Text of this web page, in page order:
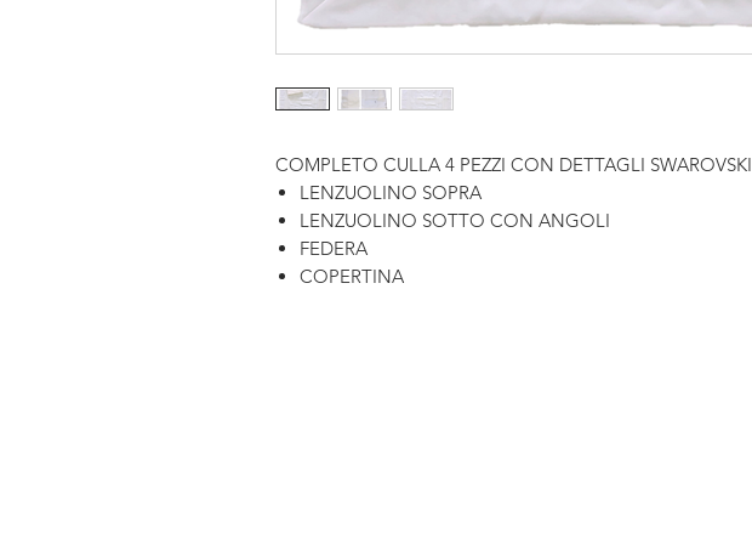
COMPLETO CULLA 4 PEZZI CON DETTAGLI SWAROVSKI
LENZUOLINO SOPRA
LENZUOLINO SOTTO CON ANGOLI
FEDERA
COPERTINA